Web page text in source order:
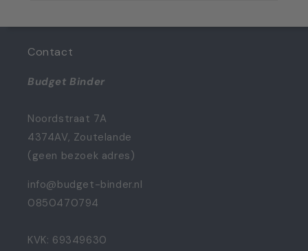
Contact
Budget Binder
Noordstraat 7A
4374AV, Zoutelande
(geen bezoek adres)
info@budget-binder.nl
0850470794
KVK: 69349630